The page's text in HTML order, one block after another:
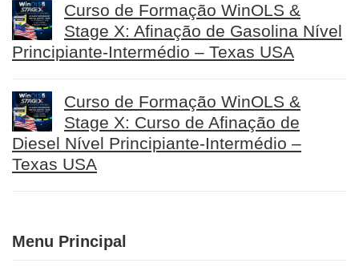
Curso de Formação WinOLS &
Stage X: Afinação de Gasolina Nível
Principiante-Intermédio – Texas USA
Curso de Formação WinOLS &
Stage X: Curso de Afinação de
Diesel Nível Principiante-Intermédio –
Texas USA
Menu Principal